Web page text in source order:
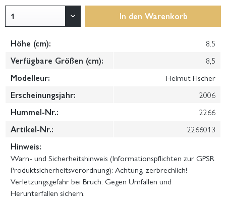
In den Warenkorb
Höhe (cm):
8.5
Verfügbare Größen (cm):
8,5
Modelleur:
Helmut Fischer
Erscheinungsjahr:
2006
Hummel-Nr.:
2266
Artikel-Nr.:
2266013
Hinweis:
Warn- und Sicherheitshinweis (Informationspflichten zur GPSR
Produktsicherheitsverordnung): Achtung, zerbrechlich!
Verletzungsgefahr bei Bruch. Gegen Umfallen und
Herunterfallen sichern.